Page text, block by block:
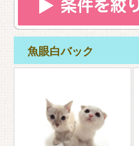
魚眼白バック